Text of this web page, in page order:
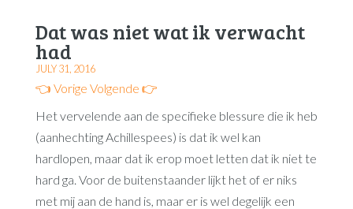
Dat was niet wat ik verwacht
had
JULY 31, 2016
👈 Vorige Volgende 👉
Het vervelende aan de specifieke blessure die ik heb
(aanhechting Achillespees) is dat ik wel kan
hardlopen, maar dat ik erop moet letten dat ik niet te
hard ga. Voor de buitenstaander lijkt het of er niks
met mij aan de hand is, maar er is wel degelijk een